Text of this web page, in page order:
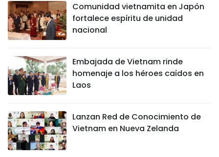
Comunidad vietnamita en Japón
fortalece espíritu de unidad
nacional
Embajada de Vietnam rinde
homenaje a los héroes caídos en
Laos
Lanzan Red de Conocimiento de
Vietnam en Nueva Zelanda